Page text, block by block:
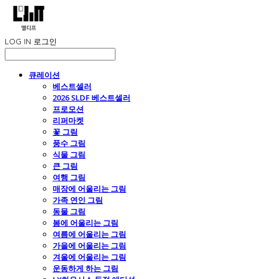
LOG IN 로그인
큐레이션
베스트셀러
2026 SLDF 베스트셀러
프로모션
리퍼마켓
꽃 그림
풍수 그림
식물 그림
큰 그림
여행 그림
매장에 어울리는 그림
가족 연인 그림
동물 그림
봄에 어울리는 그림
여름에 어울리는 그림
가을에 어울리는 그림
겨울에 어울리는 그림
운동하게 하는 그림